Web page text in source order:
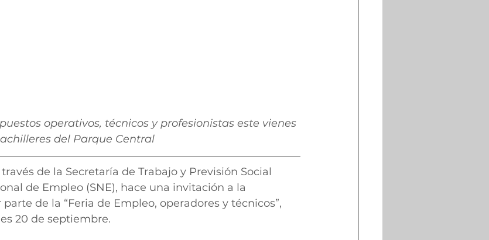
operativos, técnicos y profesionistas este vienes
del Parque Central
de la Secretaría de Trabajo y Previsión Social
de Empleo (SNE), hace una invitación a la
de la “Feria de Empleo, operadores y técnicos”,
20 de septiembre.